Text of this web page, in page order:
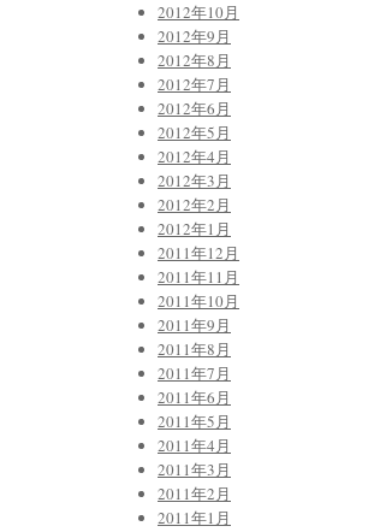
2012年10月
2012年9月
2012年8月
2012年7月
2012年6月
2012年5月
2012年4月
2012年3月
2012年2月
2012年1月
2011年12月
2011年11月
2011年10月
2011年9月
2011年8月
2011年7月
2011年6月
2011年5月
2011年4月
2011年3月
2011年2月
2011年1月